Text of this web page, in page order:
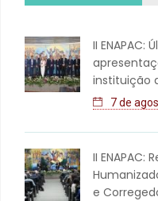
II
instituição
7 de
II ENAPAC:
e